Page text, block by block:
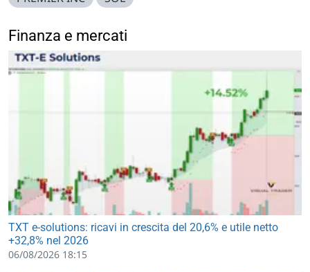
Finanza e mercati
TXT e-solutions: ricavi in crescita del 20,6% e utile netto
+32,8% nel 2026
06/08/2026 18:15